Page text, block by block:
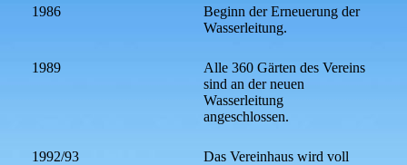
1986
Beginn der Erneuerung der
Wasserleitung.
1989
Alle 360 Gärten des Vereins
sind an der neuen
Wasserleitung
angeschlossen.
1992/93
Das Vereinhaus wird voll